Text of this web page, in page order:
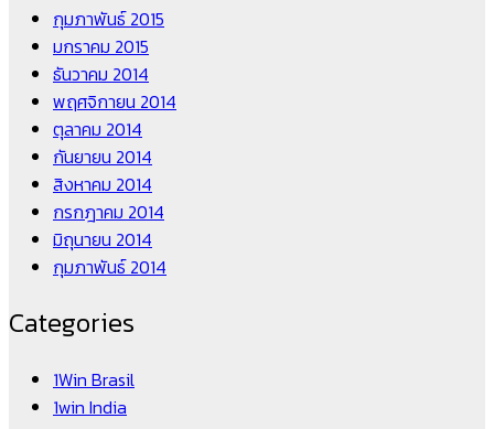
กุมภาพันธ์ 2015
มกราคม 2015
ธันวาคม 2014
พฤศจิกายน 2014
ตุลาคม 2014
กันยายน 2014
สิงหาคม 2014
กรกฎาคม 2014
มิถุนายน 2014
กุมภาพันธ์ 2014
Categories
1Win Brasil
1win India